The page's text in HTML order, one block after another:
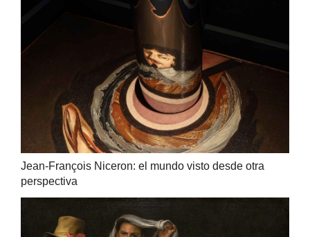
Jean-François Niceron: el mundo visto desde otra
perspectiva